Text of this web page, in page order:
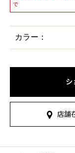
で
カラー：
シ
店舗